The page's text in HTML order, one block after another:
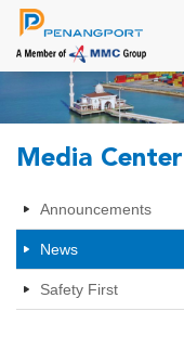
Media Center
Announcements
News
Safety First